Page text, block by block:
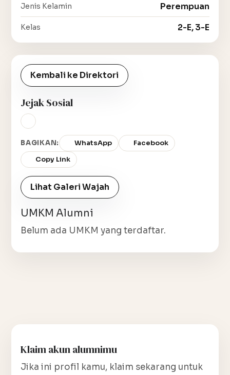
Jenis Kelamin Perempuan
Kelas 2-E, 3-E
Kembali ke Direktori
Jejak Sosial
BAGIKAN: WhatsApp
Facebook
Copy Link
Lihat Galeri Wajah
UMKM Alumni
Belum ada UMKM yang terdaftar.
Klaim akun alumnimu
Jika ini profil kamu, klaim sekarang untuk